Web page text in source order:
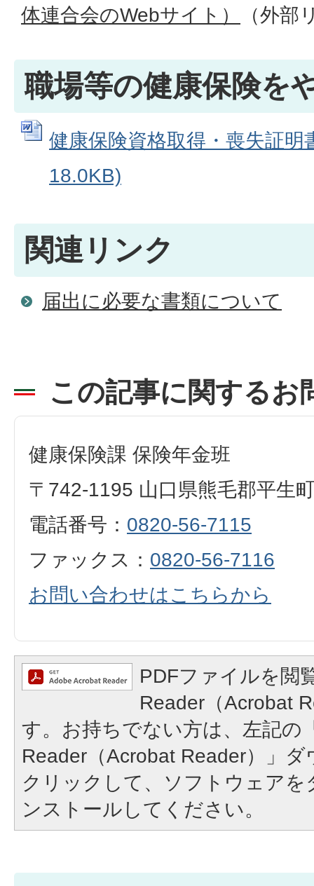
体連合会のWebサイト） （外部
職場等の健康保険を
健康保険資格取得・喪失証明
18.0KB)
関連リンク
届出に必要な書類について
この記事に関するお
健康保険課 保険年金班
〒742-1195 山口県熊毛郡平生
電話番号： 0820-56-7115
ファックス： 0820-56-7116
お問い合わせはこちらから
PDFファイルを閲
Reader（Acrobat
す。お持ちでない方は、左記の
Reader（Acrobat Reader）」
クリックして、ソフトウェア
ンストールしてください。